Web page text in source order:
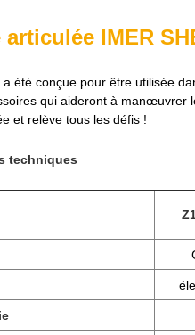
IMER
a été conçue pour être utilisée
qui aideront à manœuvrer
et relève tous les défis !
techniques